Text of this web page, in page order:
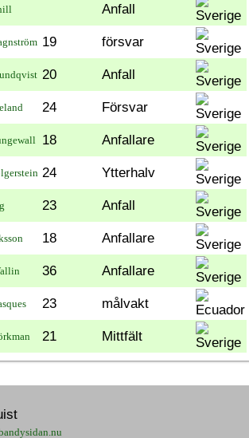
Anfall
19 försvar
20 Anfall
24 Försvar
18 Anfallare
24 Ytterhalv
23 Anfall
18 Anfallare
36 Anfallare
23 målvakt
21 Mittfält